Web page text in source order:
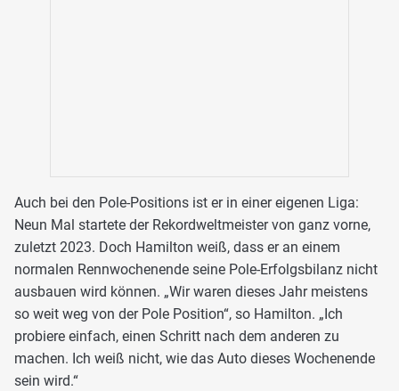
Auch bei den Pole-Positions ist er in einer eigenen Liga:
Neun Mal startete der Rekordweltmeister von ganz vorne,
zuletzt 2023. Doch Hamilton weiß, dass er an einem
normalen Rennwochenende seine Pole-Erfolgsbilanz nicht
ausbauen wird können. „Wir waren dieses Jahr meistens
so weit weg von der Pole Position“, so Hamilton. „Ich
probiere einfach, einen Schritt nach dem anderen zu
machen. Ich weiß nicht, wie das Auto dieses Wochenende
sein wird.“